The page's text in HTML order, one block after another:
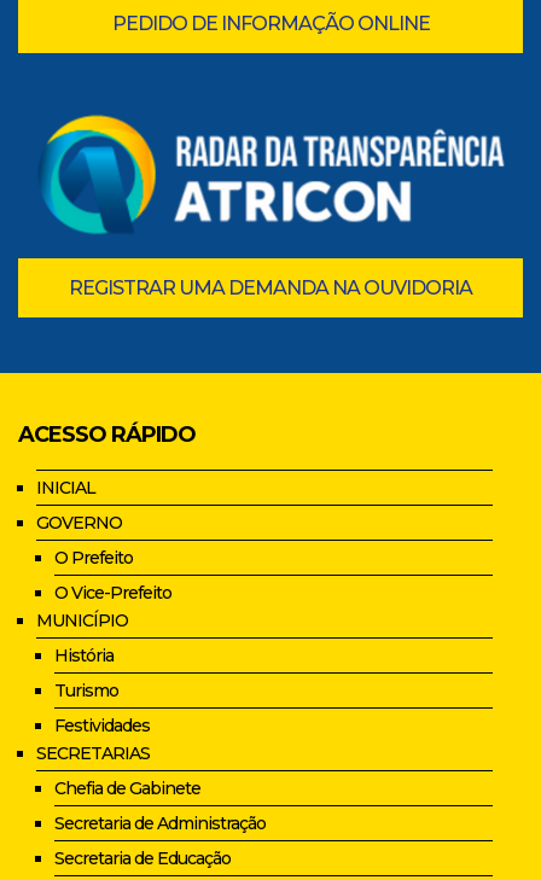
PEDIDO DE INFORMAÇÃO ONLINE
REGISTRAR UMA DEMANDA NA OUVIDORIA
ACESSO RÁPIDO
INICIAL
GOVERNO
O Prefeito
O Vice-Prefeito
MUNICÍPIO
História
Turismo
Festividades
SECRETARIAS
Chefia de Gabinete
Secretaria de Administração
Secretaria de Educação